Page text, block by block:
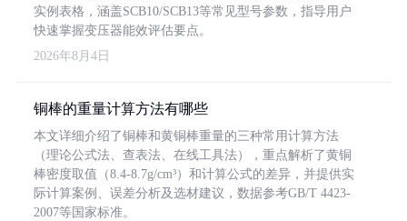
实例表格，涵盖SCB10/SCB13等常见型号参数，指导用户
快速掌握变压器能效评估要点。
2026年8月4日
铜棒的重量计算方法有哪些
本文详细介绍了铜棒和黄铜棒重量的三种常用计算方法
（理论公式法、查表法、在线工具法），重点解析了黄铜
棒密度取值（8.4-8.7g/cm³）和计算公式的差异，并提供实
际计算案例、误差分析及选材建议，数据参考GB/T 4423-
2007等国家标准。